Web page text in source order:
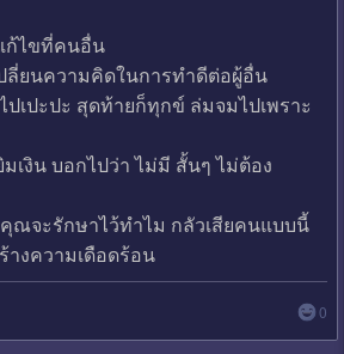
ก้ไขที่คนอื่น
ลี่ยนความคิดในการทำดีต่อผู้อื่น
เปะปะ สุดท้ายก็ทุกข์ ล่มจมไปเพราะ
เงิน บอกไปว่า ไม่มี สั้นๆ ไม่ต้อง
ณจะรักษาไว้ทำไม กลัวเสียคนแบบนี้
งความเดือดร้อน
0